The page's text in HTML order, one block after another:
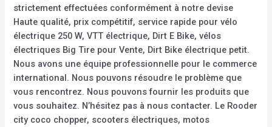
strictement effectuées conformément à notre devise
Haute qualité, prix compétitif, service rapide pour vélo
électrique 250 W, VTT électrique, Dirt E Bike, vélos
électriques Big Tire pour Vente, Dirt Bike électrique petit.
Nous avons une équipe professionnelle pour le commerce
international. Nous pouvons résoudre le problème que
vous rencontrez. Nous pouvons fournir les produits que
vous souhaitez. N’hésitez pas à nous contacter. Le Rooder
city coco chopper, scooters électriques, motos